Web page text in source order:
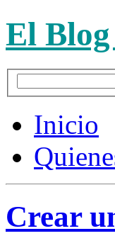
El
Inicio
Crear